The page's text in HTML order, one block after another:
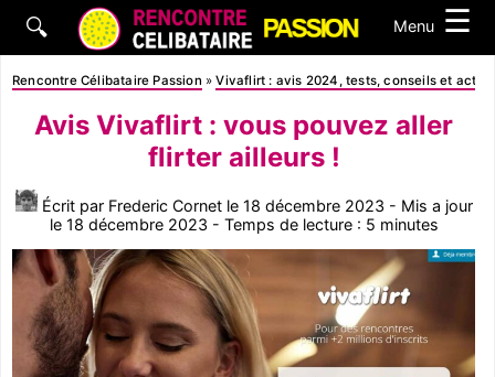
🔍 Menu ☰
Rencontre Célibataire Passion »Vivaflirt : avis 2024, tests, conseils et
Avis Vivaflirt : vous pouvez aller
flirter ailleurs !
Écrit par Frederic Cornet le 18 décembre 2023 - Mis a jour
le 18 décembre 2023 - Temps de lecture : 5 minutes